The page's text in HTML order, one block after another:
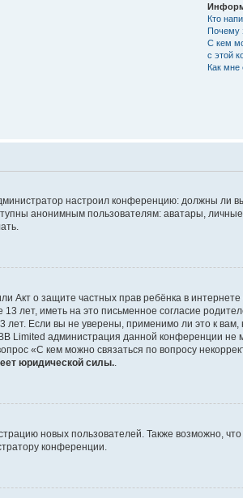
Кто
Почему
С кем
с этой
Как мне
настроил конференцию: должны
анонимным пользователям: аватары,
Акт о защите частных прав ребёнка в
лет, иметь на это письменное согласие
Если вы не уверены, применимо ли это к
Limited администрация данной конференции
«С кем можно связаться по вопросу
юридической силы.
новых пользователей. Также возможно,
конференции.